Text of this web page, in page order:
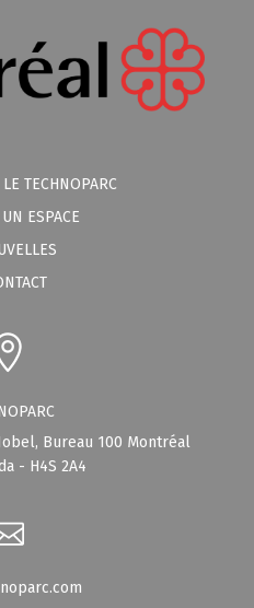
TECHNOPARC
ESPACE
Bureau 100 Montréal
- H4S 2A4